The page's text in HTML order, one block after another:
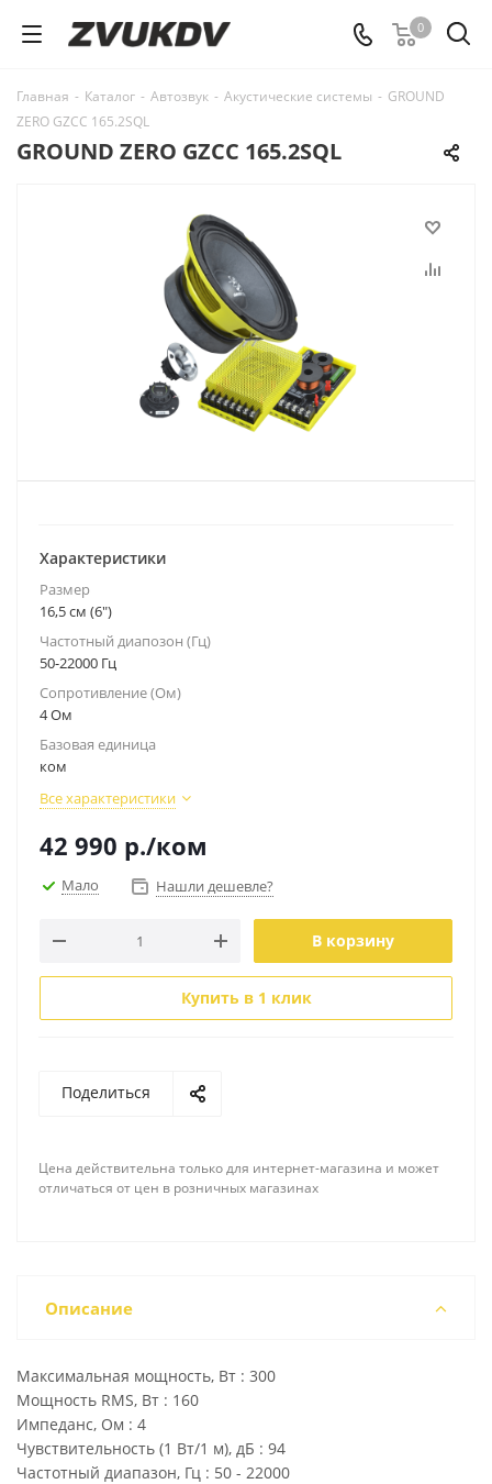
0
Главная - Каталог - Автозвук - Акустические системы - GROUND
ZERO GZCC 165.2SQL
GROUND ZERO GZCC 165.2SQL
Характеристики
Размер
16,5 см (6")
Частотный диапозон (Гц)
50-22000 Гц
Сопротивление (Ом)
4 Ом
Базовая единица
ком
Все характеристики
42 990 р./ком
Мало Нашли дешевле?
В корзину
Купить в 1 клик
Поделиться
Цена действительна только для интернет-магазина и может
отличаться от цен в розничных магазинах
Описание
Максимальная мощность, Вт : 300
Мощность RMS, Вт : 160
Импеданс, Ом : 4
Чувствительность (1 Вт/1 м), дБ : 94
Частотный диапазон, Гц : 50 - 22000